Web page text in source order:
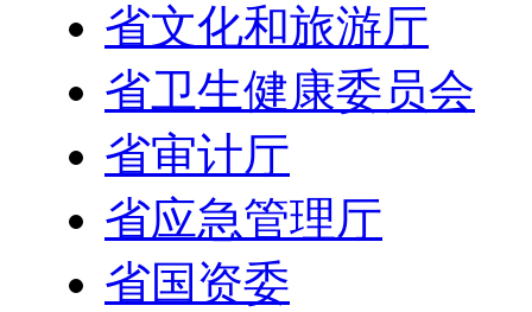
省文化和旅游厅
省卫生健康委员会
省审计厅
省应急管理厅
省国资委